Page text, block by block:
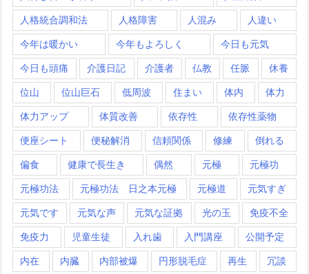
人格統合調和法 人格障害 人混み 人違い
今年は暖かい 今年もよろしく 今日も元気
今日も頭痛 介護日記 介護者 仏教 任脈 休養
位山 位山巨石 低周波 住まい 体内 体力
体力アップ 体質改善 依存性 依存性薬物
便座シート 便秘解消 信頼関係 修練 倒れる
偏食 健康で長生き 偶然 元極 元極功
元極功法 元極功法 日之本元極 元極道 元気すぎ
元気です 元気な声 元気な証拠 光の玉 免疫不全
免疫力 児童生徒 入れ歯 入門講座 公開予定
内在 内臓 内部被爆 円形脱毛症 再生 冗談